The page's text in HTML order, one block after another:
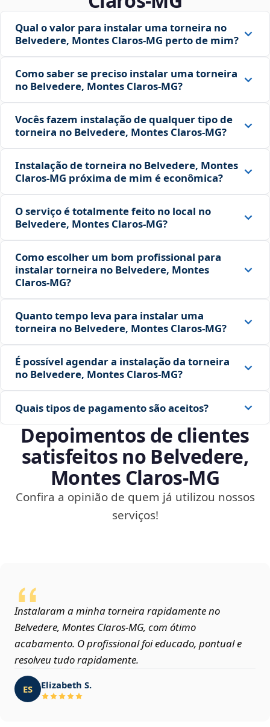
Qual o valor para instalar uma torneira no
Belvedere, Montes Claros‑MG perto de mim?
Como saber se preciso instalar uma torneira
no Belvedere, Montes Claros‑MG?
Vocês fazem instalação de qualquer tipo de
torneira no Belvedere, Montes Claros‑MG?
Instalação de torneira no Belvedere, Montes
Claros‑MG próxima de mim é econômica?
O serviço é totalmente feito no local no
Belvedere, Montes Claros‑MG?
Como escolher um bom profissional para
instalar torneira no Belvedere, Montes
Claros‑MG?
Quanto tempo leva para instalar uma
torneira no Belvedere, Montes Claros‑MG?
É possível agendar a instalação da torneira
no Belvedere, Montes Claros‑MG?
Quais tipos de pagamento são aceitos?
Depoimentos de clientes
satisfeitos no Belvedere,
Montes Claros‑MG
Confira a opinião de quem já utilizou nossos
serviços!
Instalaram a minha torneira rapidamente no
Belvedere, Montes Claros‑MG, com ótimo
acabamento. O profissional foi educado, pontual e
resolveu tudo rapidamente.
ES Elizabeth S.